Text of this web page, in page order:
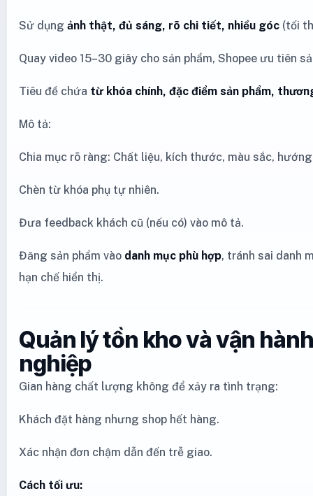
Sử dụng ảnh thật, đủ sáng, rõ chi tiết, nhiều góc (tối
Quay video 15–30 giây cho sản phẩm, Shopee ưu tiên
Tiêu đề chứa từ khóa chính, đặc điểm sản phẩm,
Mô tả:
Chia mục rõ ràng: Chất liệu, kích thước, màu sắc,
Chèn từ khóa phụ tự nhiên.
Đưa feedback khách cũ (nếu có) vào mô tả.
Đăng sản phẩm vào danh mục phù hợp, tránh sai danh
hạn chế hiển thị.
Quản lý tồn kho và vận
nghiệp
Gian hàng chất lượng không để xảy ra tình trạng:
Khách đặt hàng nhưng shop hết hàng.
Xác nhận đơn chậm dẫn đến trễ giao.
Cách tối ưu: